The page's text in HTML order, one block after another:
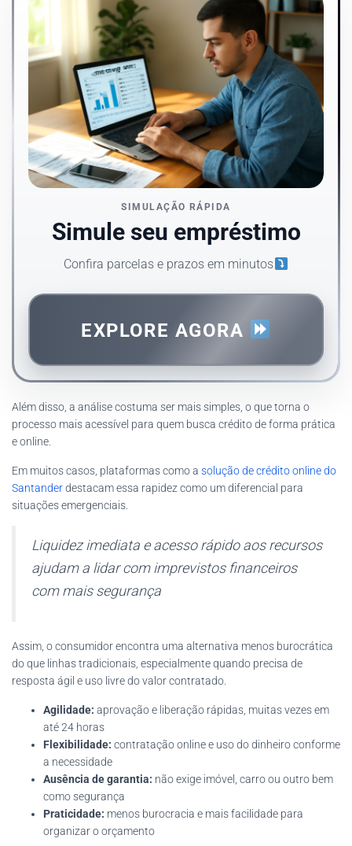
SIMULAÇÃO RÁPIDA
Simule seu empréstimo
Confira parcelas e prazos em minutos
EXPLORE AGORA
Além disso, a análise costuma ser mais simples, o que torna o
processo mais acessível para quem busca crédito de forma prática
e online.
Em muitos casos, plataformas como a solução de crédito online do
Santanderdestacam essa rapidez como um diferencial para
situações emergenciais.
Liquidez imediata e acesso rápido aos recursos
ajudam a lidar com imprevistos financeiros
com mais segurança
Assim, o consumidor encontra uma alternativa menos burocrática
do que linhas tradicionais, especialmente quando precisa de
resposta ágil e uso livre do valor contratado.
Agilidade: aprovação e liberação rápidas, muitas vezes em
até 24 horas
Flexibilidade: contratação online e uso do dinheiro conforme
a necessidade
Ausência de garantia: não exige imóvel, carro ou outro bem
como segurança
Praticidade: menos burocracia e mais facilidade para
organizar o orçamento